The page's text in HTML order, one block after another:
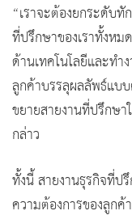
“เราจะต้องยกระดับ
ที่ปรึกษาของเราทั้งหม
ด้านเทคโนโลยีและทำ
ลูกค้าบรรลุผลลัพธ์แบ
ขยายสายงานที่ปรึกษา
กล่าว
ทั้งนี้ สายงานธุรกิจที่ป
ความต้องการของลูกค้